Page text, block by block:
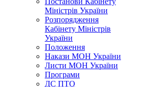
Міністрів України
Розпорядження
Кабінету Міністрів
України
Положення
Накази МОН України
Листи МОН України
Програми
ДС ПТО